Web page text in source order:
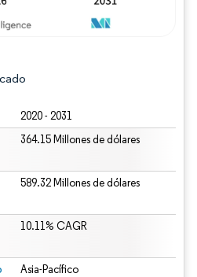
2020 - 2031
364.15 Millones de dólares
589.32 Millones de dólares
10.11% CAGR
Asia-Pacífico